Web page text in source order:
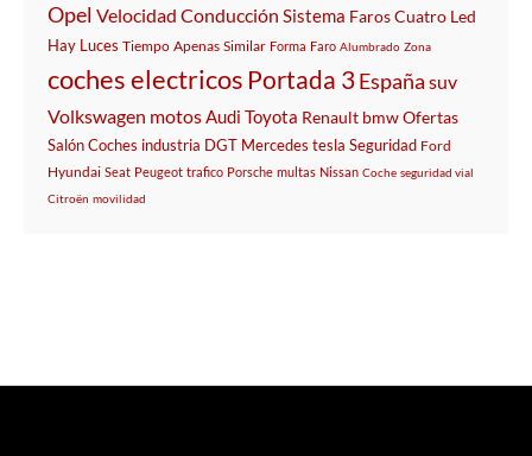
Opel Velocidad Conducción Sistema FarosCuatro Led
Hay Luces Tiempo Apenas Similar Forma Faro Alumbrado Zona
coches electricos Portada 3España suv
Volkswagen motosAudi Toyota Renault bmwOfertas
SalónCoches industria DGT Mercedes tesla Seguridad Ford
Hyundai Seat Peugeot trafico Porsche multas Nissan Coche seguridad vial
Citroën movilidad